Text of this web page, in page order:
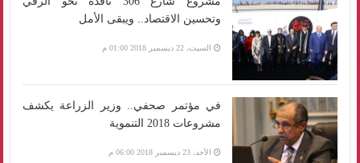
وتحسين الاقتصاد.. ويبقى الأمل
السبت، 22 ديسمبر 2018 01:00 م
في مؤتمر صحفي.. وزير الزراعة يكشف
مشروعات 2018 التنموية
الأحد، 23 ديسمبر 2018 06:00 م